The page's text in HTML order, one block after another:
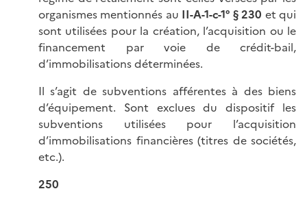
organismes mentionnés au II-A-1-c-1° § 230 et qui
sont utilisées pour la création, l’acquisition ou le
financement par voie de crédit-bail,
d’immobilisations déterminées.
Il s’agit de subventions afférentes à des biens
d’équipement. Sont exclues du dispositif les
subventions utilisées pour l’acquisition
d’immobilisations financières (titres de sociétés,
etc.).
250